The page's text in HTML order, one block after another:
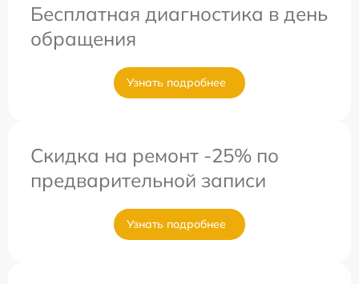
Бесплатная диагностика в день
обращения
Узнать подробнее
Скидка на ремонт -25% по
предварительной записи
Узнать подробнее